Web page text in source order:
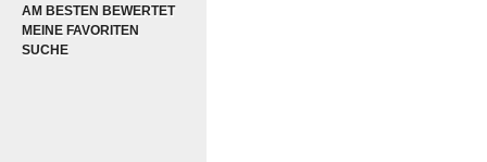
AM BESTEN BEWERTET
MEINE FAVORITEN
SUCHE